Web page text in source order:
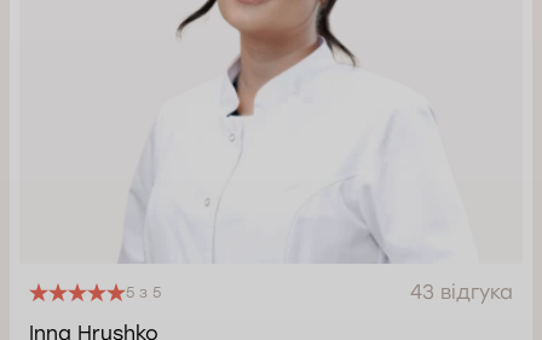
5 з 5
43 відгука
Inna Hrushko